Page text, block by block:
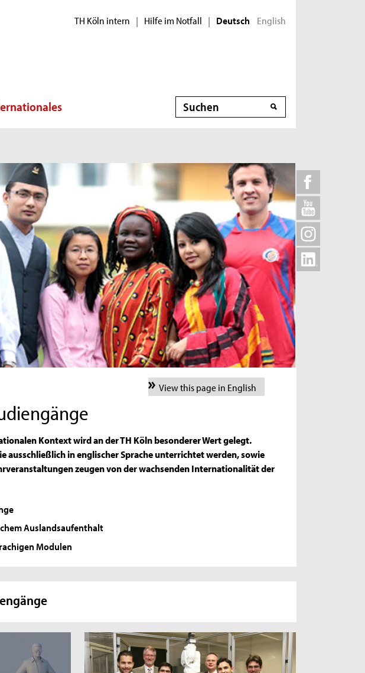
TH Köln intern | Hilfe im Notfall | Deutsch English
Suche
View this page in English
Kontext wird an der TH Köln besonderer Wert gelegt.
ausschließlich in englischer Sprache unterrichtet werden, sowie
zeugen von der wachsenden Internationalität der
Auslandsaufenthalt
Modulen